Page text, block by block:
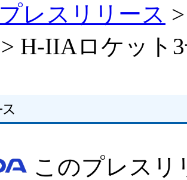
プレスリリース
> H-IIAロケット
このプレスリ